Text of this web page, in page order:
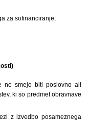
za sofinanciranje;
ne smejo biti poslovno ali
ki so predmet obravnave
z izvedbo posameznega